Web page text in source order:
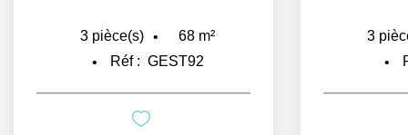
3 pièce(s) 68 m²
Réf : GEST92
3